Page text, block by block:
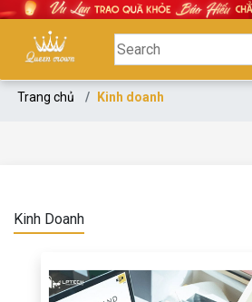
Trang chủ Kinh doanh
Kinh Doanh